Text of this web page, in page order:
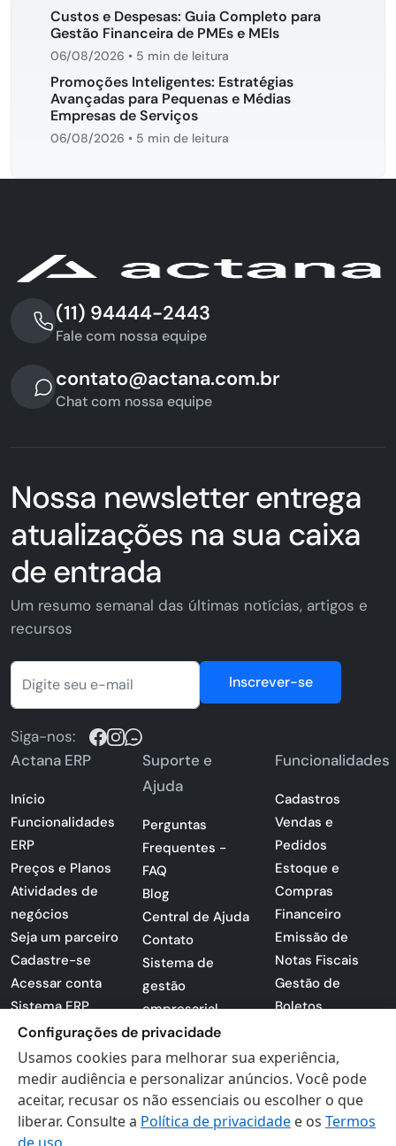
Custos e Despesas: Guia Completo para
Gestão Financeira de PMEs e MEIs
06/08/2026 • 5 min de leitura
Promoções Inteligentes: Estratégias
Avançadas para Pequenas e Médias
Empresas de Serviços
06/08/2026 • 5 min de leitura
(11) 94444-2443
Fale com nossa equipe
contato@actana.com.br
Chat com nossa equipe
Nossa newsletter entrega
atualizações na sua caixa
de entrada
Um resumo semanal das últimas notícias, artigos e
recursos
Inscrever-se
Siga-nos:
Actana ERP
Início
Funcionalidades
ERP
Preços e Planos
Atividades de
negócios
Seja um parceiro
Cadastre-se
Acessar conta
Sistema ERP
Apresentação
PDF
Loja -
Certificados
Digitais
Suporte e
Ajuda
Perguntas
Frequentes -
FAQ
Blog
Central de Ajuda
Contato
Sistema de
gestão
empresarial
Sistema para
lojas
Preferências de
cookies
Politica de
Funcionalidades
Cadastros
Vendas e
Pedidos
Estoque e
Compras
Financeiro
Emissão de
Notas Fiscais
Gestão de
Boletos
Configurações de privacidade
Usamos cookies para melhorar sua experiência,
medir audiência e personalizar anúncios. Você pode
aceitar, recusar os não essenciais ou escolher o que
liberar. Consulte a Política de privacidade e os Termos